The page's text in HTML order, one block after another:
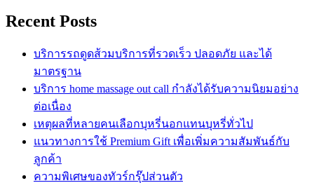
Recent Posts
บริการรถดูดส้วมบริการที่รวดเร็ว ปลอดภัย และได้
มาตรฐาน
บริการ home massage out call กำลังได้รับความนิยมอย่าง
ต่อเนื่อง
เหตุผลที่หลายคนเลือกบุหรี่นอกแทนบุหรี่ทั่วไป
แนวทางการใช้ Premium Gift เพื่อเพิ่มความสัมพันธ์กับ
ลูกค้า
ความพิเศษของทัวร์กรุ๊ปส่วนตัว